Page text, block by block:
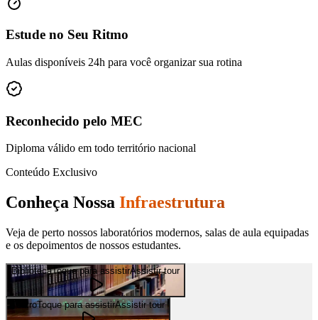
Estude no Seu Ritmo
Aulas disponíveis 24h para você organizar sua rotina
Reconhecido pelo MEC
Diploma válido em todo território nacional
Conteúdo Exclusivo
Conheça Nossa Infraestrutura
Veja de perto nossos laboratórios modernos, salas de aula equipadas
e os depoimentos de nossos estudantes.
BibliotecaToque para assistirAssistir tour
TeatroToque para assistirAssistir tour